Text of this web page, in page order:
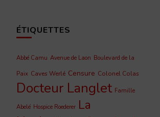
ÉTIQUETTES
Abbé Camu Avenue de Laon Boulevard de la
Paix Caves Werlé Censure Colonel Colas
Docteur Langlet Famille
Abelé Hospice Roederer La